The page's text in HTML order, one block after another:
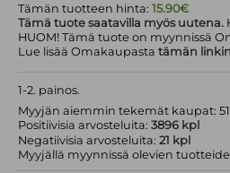
Tämän tuotteen hinta:15.90€
Tämä tuote saatavilla myös uutena.
HUOM! Tämä tuote on myynnissä
Lue lisää Omakaupastatämän linkin
1-2. painos.
Myyjän aiemmin tekemät kaupat:
Positiivisia arvosteluita:3896 kpl
Negatiivisia arvosteluita:21 kpl
Myyjällä myynnissä olevien